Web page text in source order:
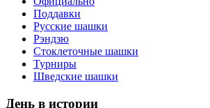
Поддавки
Русские шашки
Рэндзю
Стоклеточные шашки
Турниры
Шведские шашки
День в истории